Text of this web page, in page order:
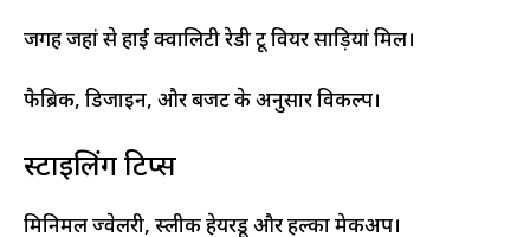
जगहें जहां से हाई क्वालिटी रेडी टू वियर साड़ियां मिलें।
फैब्रिक, डिजाइन, और बजट के अनुसार विकल्प।
स्टाइलिंग टिप्स
मिनिमल ज्वेलरी, स्लीक हेयरडू और हल्का मेकअप।